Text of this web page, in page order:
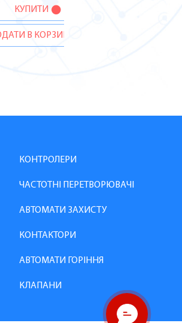
КУПИТИ
В КОРЗИНУ
КОНТРОЛЕРИ
ЧАСТОТНІ ПЕРЕТВОРЮВАЧІ
АВТОМАТИ ЗАХИСТУ
КОНТАКТОРИ
АВТОМАТИ ГОРІННЯ
КЛАПАНИ